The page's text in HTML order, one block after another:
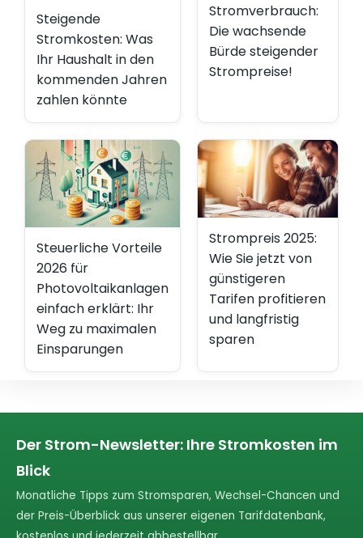
Steigende
Stromkosten: Was
Ihr Haushalt in den
kommenden Jahren
zahlen könnte
Stromverbrauch:
Die wachsende
Bürde steigender
Strompreise!
Steuerliche Vorteile
2026 für
Photovoltaikanlagen
einfach erklärt: Ihr
Weg zu maximalen
Einsparungen
Strompreis 2025:
Wie Sie jetzt von
günstigeren
Tarifen profitieren
und langfristig
sparen
Der Strom-Newsletter: Ihre Stromkosten im
Blick
Monatliche Tipps zum Stromsparen, Wechsel-Chancen und
der Preis-Überblick aus unserer eigenen Tarifdatenbank,